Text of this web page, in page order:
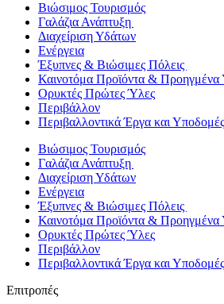
Βιώσιμος Τουρισμός
Γαλάζια Ανάπτυξη
Διαχείριση Υδάτων
Ενέργεια
Έξυπνες & Βιώσιμες Πόλεις
Καινοτόμα Προϊόντα & Προηγμένα
Ορυκτές Πρώτες Ύλες
Περιβάλλον
Περιβαλλοντικά Έργα και Υποδομές
Βιώσιμος Τουρισμός
Γαλάζια Ανάπτυξη
Διαχείριση Υδάτων
Ενέργεια
Έξυπνες & Βιώσιμες Πόλεις
Καινοτόμα Προϊόντα & Προηγμένα
Ορυκτές Πρώτες Ύλες
Περιβάλλον
Περιβαλλοντικά Έργα και Υποδομές
Επιτροπές